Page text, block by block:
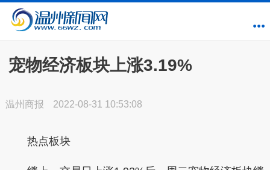
宠物经济板块上涨3.19%
温州商报 2022-08-31 10:53:08
热点板块